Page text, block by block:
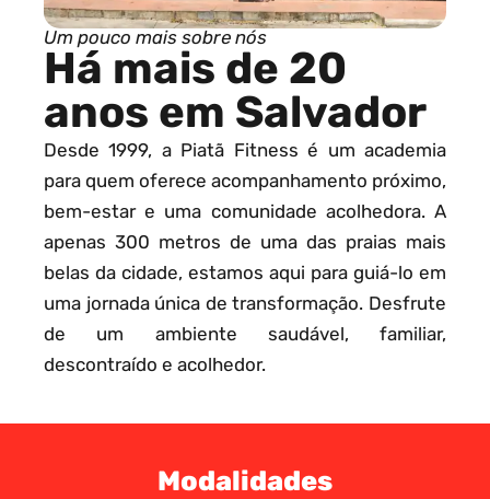
Um pouco mais sobre nós
Há mais de 20
anos em Salvador
Desde 1999, a Piatã Fitness é um academia
para quem oferece acompanhamento próximo,
bem-estar e uma comunidade acolhedora. A
apenas 300 metros de uma das praias mais
belas da cidade, estamos aqui para guiá-lo em
uma jornada única de transformação. Desfrute
de um ambiente saudável, familiar,
descontraído e acolhedor.
Modalidades